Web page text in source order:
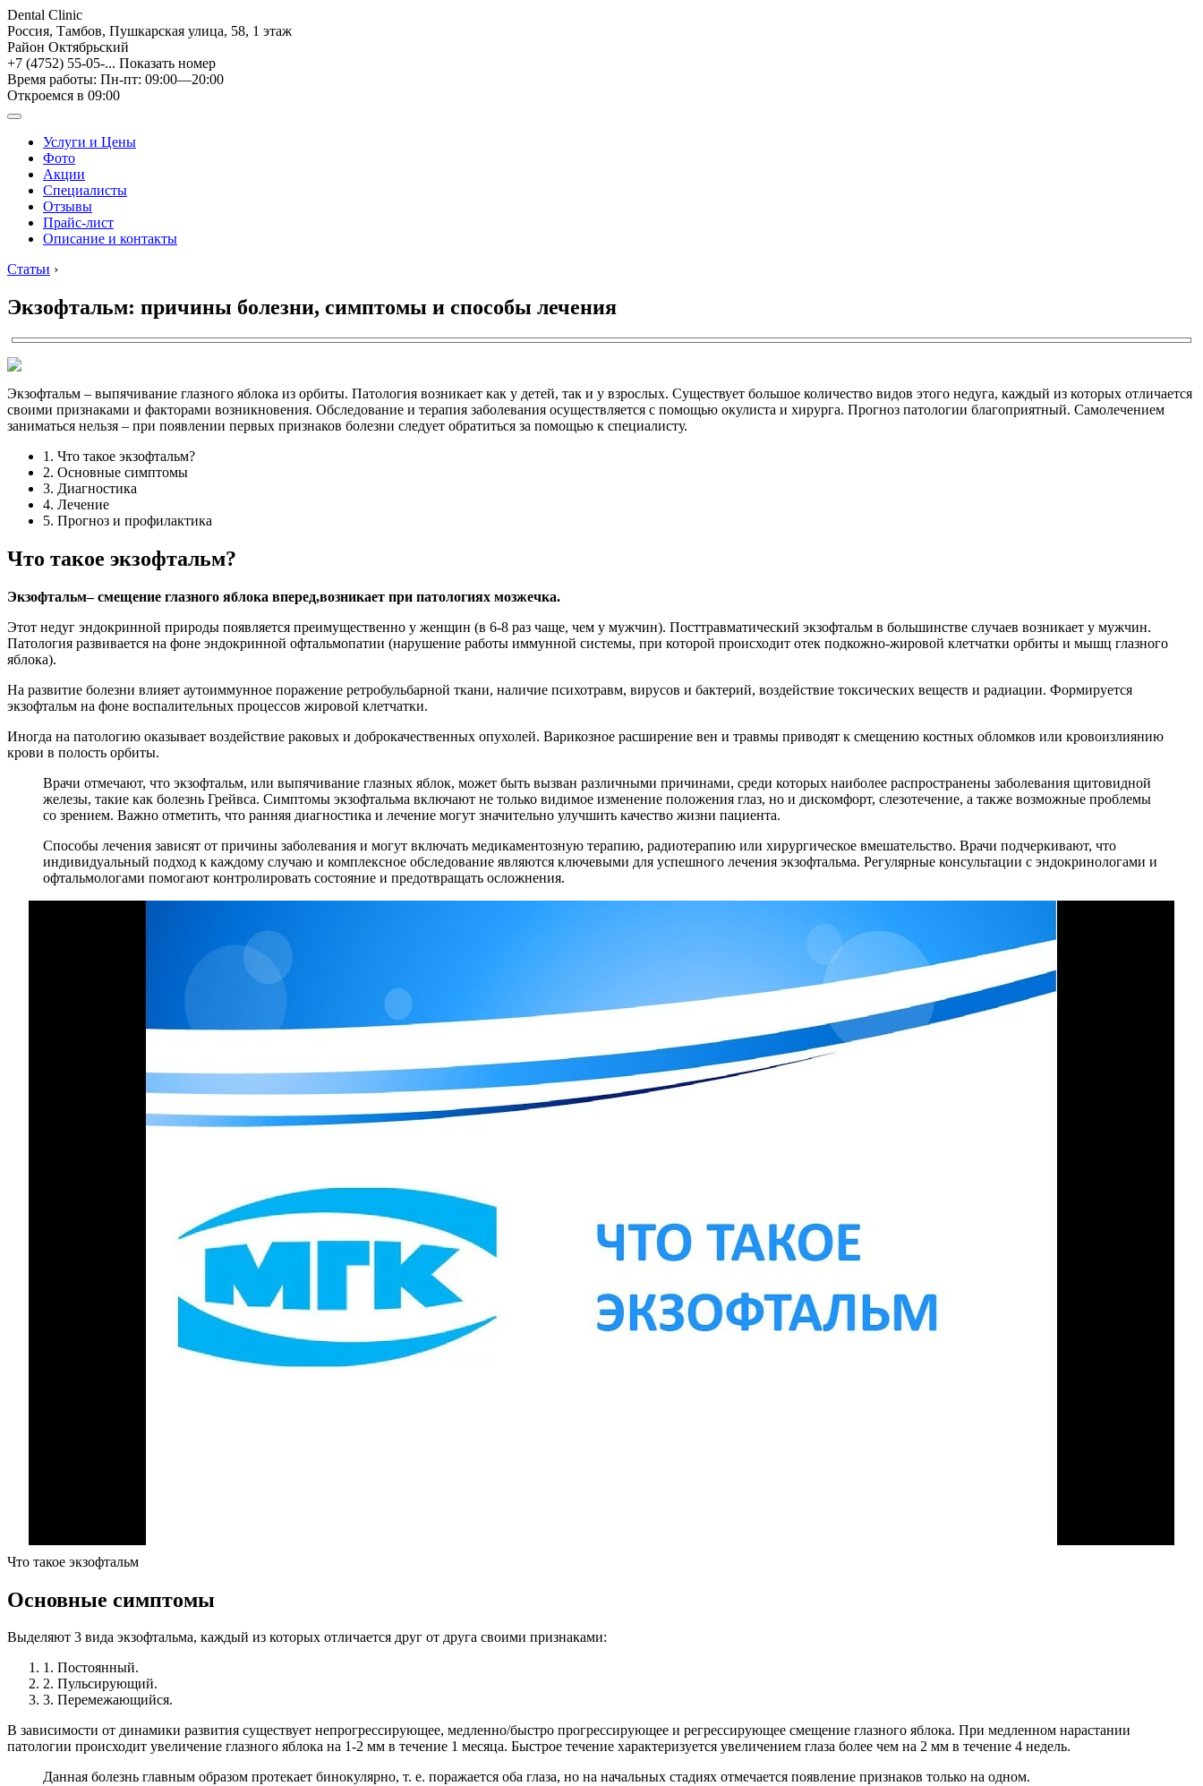
Dental Clinic
Россия, Тамбов, Пушкарская улица, 58, 1 этаж
Район Октябрьский
+7 (4752) 55-05-... Показать номер
Время работы: Пн-пт: 09:00—20:00
Откроемся в 09:00
Услуги и Цены
Фото
Акции
Специалисты
Отзывы
Прайс-лист
Описание и контакты
Статьи ›
Экзофтальм: причины болезни, симптомы и способы лечения
Экзофтальм – выпячивание глазного яблока из орбиты. Патология возникает как у детей, так и у взрослых. Существует большое количество видов этого недуга, каждый из которых отличается
своими признаками и факторами возникновения. Обследование и терапия заболевания осуществляется с помощью окулиста и хирурга. Прогноз патологии благоприятный. Самолечением
заниматься нельзя – при появлении первых признаков болезни следует обратиться за помощью к специалисту.
1. Что такое экзофтальм?
2. Основные симптомы
3. Диагностика
4. Лечение
5. Прогноз и профилактика
Что такое экзофтальм?
Экзофтальм– смещение глазного яблока вперед,возникает при патологиях мозжечка.
Этот недуг эндокринной природы появляется преимущественно у женщин (в 6-8 раз чаще, чем у мужчин). Посттравматический экзофтальм в большинстве случаев возникает у мужчин.
Патология развивается на фоне эндокринной офтальмопатии (нарушение работы иммунной системы, при которой происходит отек подкожно-жировой клетчатки орбиты и мышц глазного
яблока).
На развитие болезни влияет аутоиммунное поражение ретробульбарной ткани, наличие психотравм, вирусов и бактерий, воздействие токсических веществ и радиации. Формируется
экзофтальм на фоне воспалительных процессов жировой клетчатки.
Иногда на патологию оказывает воздействие раковых и доброкачественных опухолей. Варикозное расширение вен и травмы приводят к смещению костных обломков или кровоизлиянию
крови в полость орбиты.
Врачи отмечают, что экзофтальм, или выпячивание глазных яблок, может быть вызван различными причинами, среди которых наиболее распространены заболевания щитовидной
железы, такие как болезнь Грейвса. Симптомы экзофтальма включают не только видимое изменение положения глаз, но и дискомфорт, слезотечение, а также возможные проблемы
со зрением. Важно отметить, что ранняя диагностика и лечение могут значительно улучшить качество жизни пациента.
Способы лечения зависят от причины заболевания и могут включать медикаментозную терапию, радиотерапию или хирургическое вмешательство. Врачи подчеркивают, что
индивидуальный подход к каждому случаю и комплексное обследование являются ключевыми для успешного лечения экзофтальма. Регулярные консультации с эндокринологами и
офтальмологами помогают контролировать состояние и предотвращать осложнения.
Что такое экзофтальм
Основные симптомы
Выделяют 3 вида экзофтальма, каждый из которых отличается друг от друга своими признаками:
1. Постоянный.
2. Пульсирующий.
3. Перемежающийся.
В зависимости от динамики развития существует непрогрессирующее, медленно/быстро прогрессирующее и регрессирующее смещение глазного яблока. При медленном нарастании
патологии происходит увеличение глазного яблока на 1-2 мм в течение 1 месяца. Быстрое течение характеризуется увеличением глаза более чем на 2 мм в течение 4 недель.
Данная болезнь главным образом протекает бинокулярно, т. е. поражается оба глаза, но на начальных стадиях отмечается появление признаков только на одном.